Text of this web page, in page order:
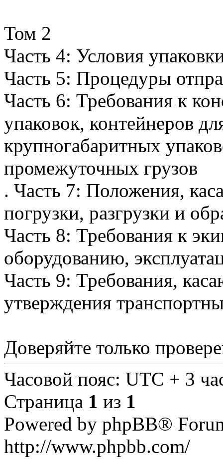
Том 2
Часть 4: Условия
Часть 5: Процедуры
Часть 6: Требования к
упаковок, контейнеров
крупногабаритных
промежуточных грузов
. Часть 7: Положения,
погрузки, разгрузки и
Часть 8: Требования к
оборудованию,
Часть 9: Требования,
утверждения
Доверяйте только
Часовой пояс: UTC + 3
Страница 1 из 1
Powered by phpBB®
http://www.phpbb.com/